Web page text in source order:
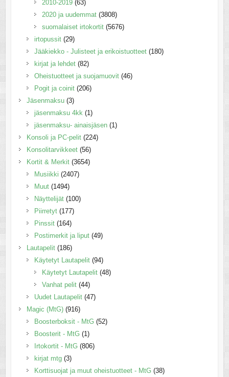
2010-2019 (63)
2020 ja uudemmat (3808)
suomalaiset irtokortit (5676)
irtopussit (29)
Jääkiekko - Julisteet ja erikoistuotteet (180)
kirjat ja lehdet (82)
Oheistuotteet ja suojamuovit (46)
Pogit ja coinit (206)
Jäsenmaksu (3)
jäsenmaksu 4kk (1)
jäsenmaksu- ainaisjäsen (1)
Konsoli ja PC-pelit (224)
Konsolitarvikkeet (56)
Kortit & Merkit (3654)
Musiikki (2407)
Muut (1494)
Näyttelijät (100)
Piirretyt (177)
Pinssit (164)
Postimerkit ja liput (49)
Lautapelit (186)
Käytetyt Lautapelit (94)
Käytetyt Lautapelit (48)
Vanhat pelit (44)
Uudet Lautapelit (47)
Magic (MtG) (916)
Boosterboksit - MtG (52)
Boosterit - MtG (1)
Irtokortit - MtG (806)
kirjat mtg (3)
Korttisuojat ja muut oheistuotteet - MtG (38)